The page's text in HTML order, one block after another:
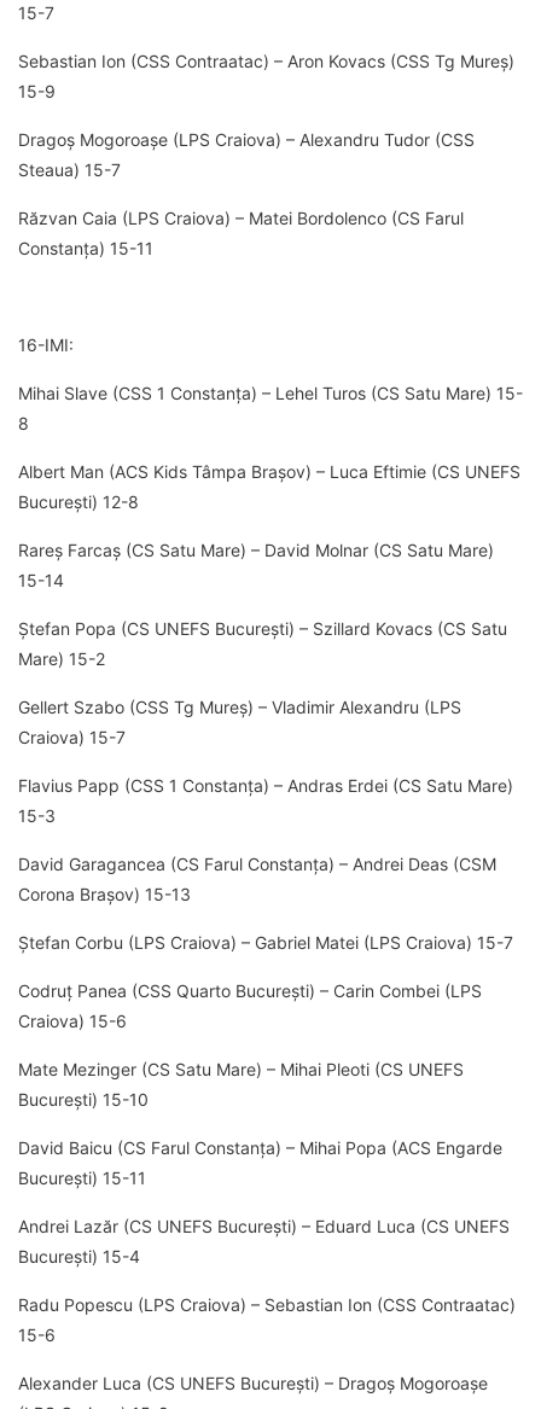
15-7
Sebastian Ion (CSS Contraatac) – Aron Kovacs (CSS Tg Mureș)
15-9
Dragoș Mogoroașe (LPS Craiova) – Alexandru Tudor (CSS
Steaua) 15-7
Răzvan Caia (LPS Craiova) – Matei Bordolenco (CS Farul
Constanța) 15-11
16-IMI:
Mihai Slave (CSS 1 Constanța) – Lehel Turos (CS Satu Mare) 15-
8
Albert Man (ACS Kids Tâmpa Brașov) – Luca Eftimie (CS UNEFS
București) 12-8
Rareș Farcaș (CS Satu Mare) – David Molnar (CS Satu Mare)
15-14
Ștefan Popa (CS UNEFS București) – Szillard Kovacs (CS Satu
Mare) 15-2
Gellert Szabo (CSS Tg Mureș) – Vladimir Alexandru (LPS
Craiova) 15-7
Flavius Papp (CSS 1 Constanța) – Andras Erdei (CS Satu Mare)
15-3
David Garagancea (CS Farul Constanța) – Andrei Deas (CSM
Corona Brașov) 15-13
Ștefan Corbu (LPS Craiova) – Gabriel Matei (LPS Craiova) 15-7
Codruț Panea (CSS Quarto București) – Carin Combei (LPS
Craiova) 15-6
Mate Mezinger (CS Satu Mare) – Mihai Pleoti (CS UNEFS
București) 15-10
David Baicu (CS Farul Constanța) – Mihai Popa (ACS Engarde
București) 15-11
Andrei Lazăr (CS UNEFS București) – Eduard Luca (CS UNEFS
București) 15-4
Radu Popescu (LPS Craiova) – Sebastian Ion (CSS Contraatac)
15-6
Alexander Luca (CS UNEFS București) – Dragoș Mogoroașe